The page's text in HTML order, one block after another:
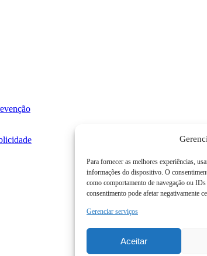
Para fornecer as melhores experiências,
informações do dispositivo. O
como comportamento de navegação ou
consentimento pode afetar negativamente
Gerenciar serviços
Aceitar